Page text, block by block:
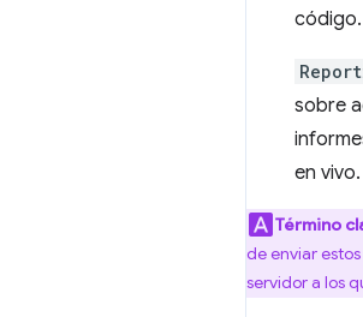
código.
sobre
en vivo.
Término
de enviar
servidor a los